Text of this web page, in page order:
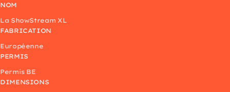
NOM
La ShowStream XL
FABRICATION
Européenne
PERMIS
Permis BE
DIMENSIONS